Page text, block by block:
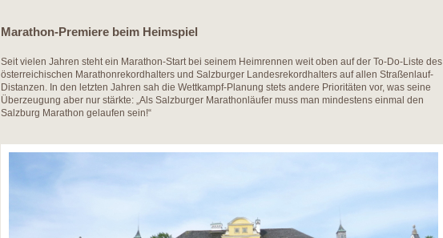
Marathon-Premiere beim Heimspiel
Seit vielen Jahren steht ein Marathon-Start bei seinem Heimrennen weit oben auf der To-Do-Liste des
österreichischen Marathonrekordhalters und Salzburger Landesrekordhalters auf allen Straßenlauf-
Distanzen. In den letzten Jahren sah die Wettkampf-Planung stets andere Prioritäten vor, was seine
Überzeugung aber nur stärkte: „Als Salzburger Marathonläufer muss man mindestens einmal den
Salzburg Marathon gelaufen sein!“